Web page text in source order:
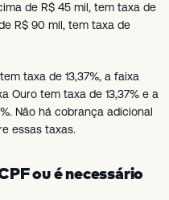
de R$ 45 mil, tem taxa de
R$ 90 mil, tem taxa de
taxa de 13,37%, a faixa
Ouro tem taxa de 13,37% e a
Não há cobrança adicional
essas taxas.
ou é necessário